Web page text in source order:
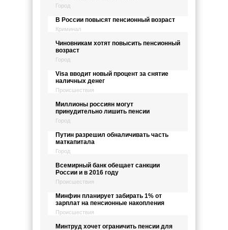
Город
В России повысят пенсионный возраст
Криминал
Чиновникам хотят повысить пенсионный
возраст
Город
Visa вводит новый процент за снятие
наличных денег
Происшествия
Миллионы россиян могут
принудительно лишить пенсии
Город
Путин разрешил обналичивать часть
маткапитала
Город
Всемирный банк обещает санкции
России и в 2016 году
Происшествия
Минфин планирует забирать 1% от
зарплат на пенсионные накопления
Происшествия
Минтруд хочет ограничить пенсии для